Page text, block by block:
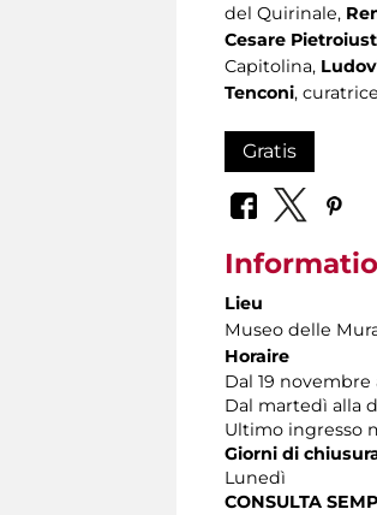
del Quirinale,
Cesare
Capitolina,
Tenconi,
Gratis
Lieu
Museo delle
Horaire
Dal 19
Dal martedì alla
Ultimo ingresso
Giorni di
Lunedì
CONSULTA